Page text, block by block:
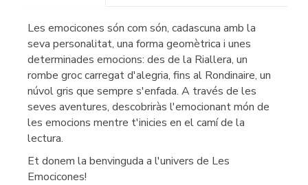
Les emocicones són com són, cadascuna amb la
seva personalitat, una forma geomètrica i unes
determinades emocions: des de la Riallera, un
rombe groc carregat d'alegria, fins al Rondinaire, un
núvol gris que sempre s'enfada. A través de les
seves aventures, descobriràs l'emocionant món de
les emocions mentre t'inicies en el camí de la
lectura.
Et donem la benvinguda a l'univers de Les
Emocicones!